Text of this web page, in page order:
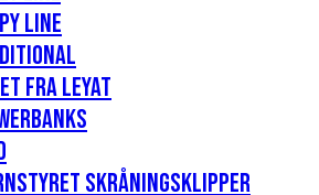
Line
fra Leyat
skråningsklipper